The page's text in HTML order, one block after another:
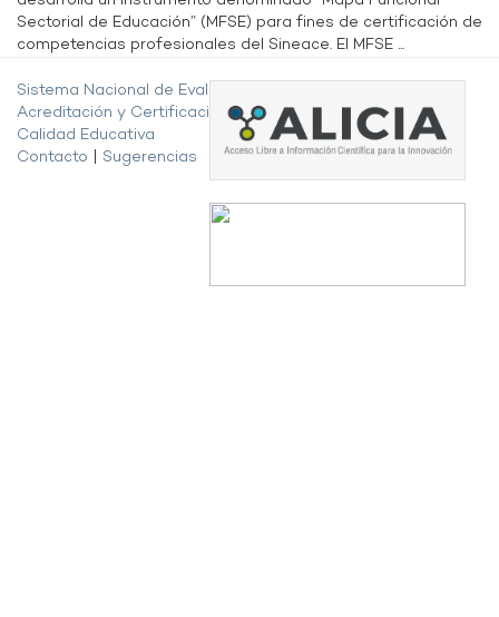
Sectorial de Educación” (MFSE) para fines de certificación de
competencias profesionales del Sineace. El MFSE ...
Sistema Nacional de Evaluación,
Acreditación y Certificación de la
Calidad Educativa
Contacto
Sugerencias